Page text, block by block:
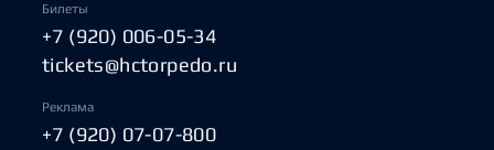
Билеты
+7 (920) 006-05-34
tickets@hctorpedo.ru
Реклама
+7 (920) 07-07-800